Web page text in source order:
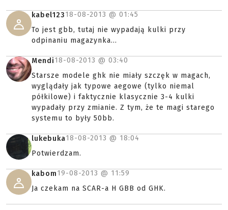
kabel12318-08-2013 @ 01:45
To jest gbb, tutaj nie wypadają kulki przy
odpinaniu magazynka...
Mendi18-08-2013 @ 03:40
Starsze modele ghk nie miały szczęk w magach,
wyglądały jak typowe aegowe (tylko niemal
półkilowe) i faktycznie klasycznie 3-4 kulki
wypadały przy zmianie. Z tym, że te magi starego
systemu to były 50bb.
lukebuka18-08-2013 @ 18:04
Potwierdzam.
kabom19-08-2013 @ 11:59
Ja czekam na SCAR-a H GBB od GHK.